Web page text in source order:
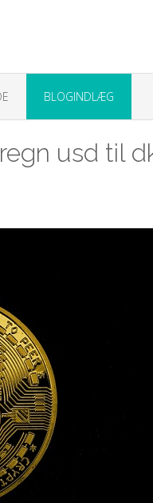
BLOGINDLÆG
usd til